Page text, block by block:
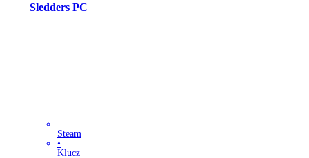
Sledders PC
Steam
•
Klucz